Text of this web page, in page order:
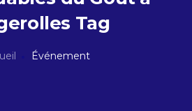
Tag
Événement